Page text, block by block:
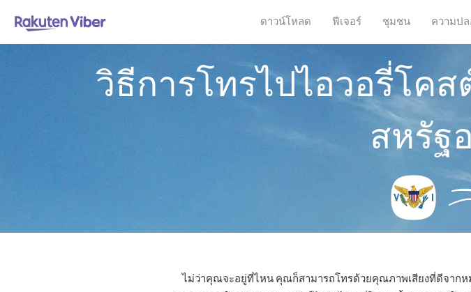
ดาวน์โหลด ฟีเจอร์ ชุมชน ความป
วิธีการโทรไปไอวอรี่โค
สหรัฐ
ไม่ว่าคุณจะอยู่ที่ไหน คุณก็สามารถโทรด้วยคุณภาพเสียงที่ดีจากหมู่